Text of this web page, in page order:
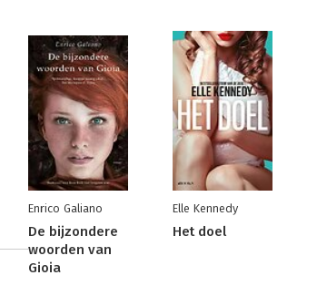
Enrico Galiano
De bijzondere
woorden van
Gioia
Elle Kennedy
Het doel